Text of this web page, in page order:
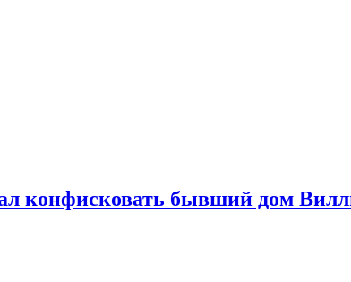
конфисковать бывший дом